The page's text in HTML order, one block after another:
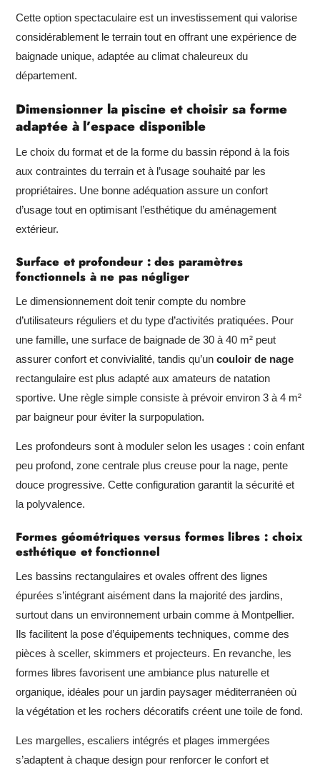
Cette option spectaculaire est un investissement qui valorise
considérablement le terrain tout en offrant une expérience de
baignade unique, adaptée au climat chaleureux du
département.
Dimensionner la piscine et choisir sa forme
adaptée à l’espace disponible
Le choix du format et de la forme du bassin répond à la fois
aux contraintes du terrain et à l’usage souhaité par les
propriétaires. Une bonne adéquation assure un confort
d’usage tout en optimisant l’esthétique du aménagement
extérieur.
Surface et profondeur : des paramètres
fonctionnels à ne pas négliger
Le dimensionnement doit tenir compte du nombre
d’utilisateurs réguliers et du type d’activités pratiquées. Pour
une famille, une surface de baignade de 30 à 40 m² peut
assurer confort et convivialité, tandis qu’un couloir de nage
rectangulaire est plus adapté aux amateurs de natation
sportive. Une règle simple consiste à prévoir environ 3 à 4 m²
par baigneur pour éviter la surpopulation.
Les profondeurs sont à moduler selon les usages : coin enfant
peu profond, zone centrale plus creuse pour la nage, pente
douce progressive. Cette configuration garantit la sécurité et
la polyvalence.
Formes géométriques versus formes libres : choix
esthétique et fonctionnel
Les bassins rectangulaires et ovales offrent des lignes
épurées s’intégrant aisément dans la majorité des jardins,
surtout dans un environnement urbain comme à Montpellier.
Ils facilitent la pose d’équipements techniques, comme des
pièces à sceller, skimmers et projecteurs. En revanche, les
formes libres favorisent une ambiance plus naturelle et
organique, idéales pour un jardin paysager méditerranéen où
la végétation et les rochers décoratifs créent une toile de fond.
Les margelles, escaliers intégrés et plages immergées
s’adaptent à chaque design pour renforcer le confort et